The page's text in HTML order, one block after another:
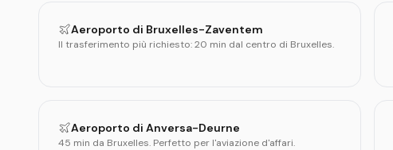
Aeroporto di Bruxelles-Zaventem
Il trasferimento più richiesto: 20 min dal centro di Bruxelles.
Aeroporto di Anversa-Deurne
45 min da Bruxelles. Perfetto per l'aviazione d'affari.